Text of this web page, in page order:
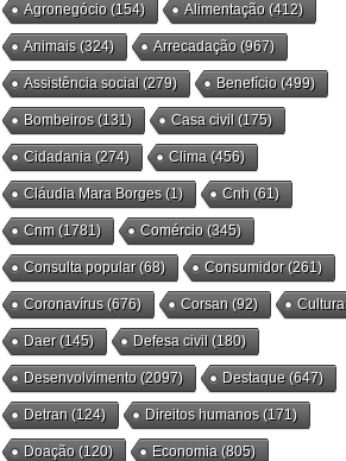
Agronegócio(154) Alimentação(412)
Animais(324) Arrecadação(967)
Assistência social (279) Benefício(499)
Bombeiros(131) Casa civil (175)
Cidadania (274) Clima (456)
Cláudia Mara Borges(1) Cnh (61)
Cnm(1781) Comércio(345)
Consulta popular(68) Consumidor(261)
Coronavírus(676) Corsan (92) Cultura
Daer(145) Defesa civil (180)
Desenvolvimento(2097) Destaque (647)
Detran (124) Direitos humanos(171)
Doação(120) Economia (805)